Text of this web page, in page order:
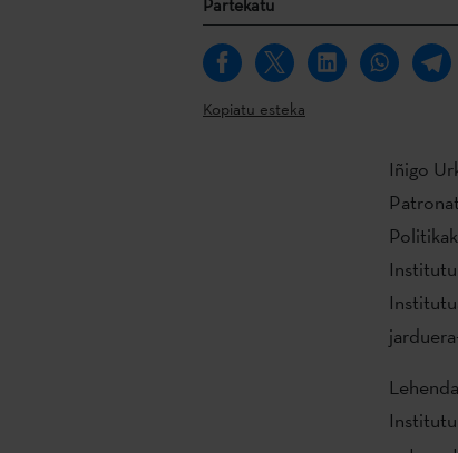
Kopiatu esteka
Iñigo